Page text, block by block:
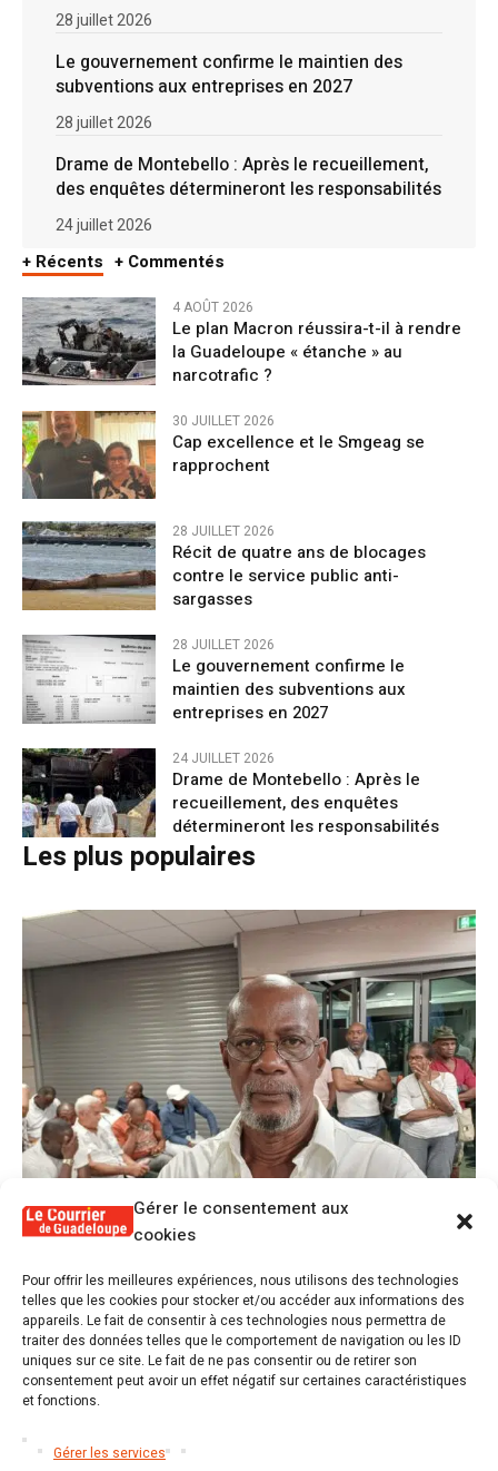
Gérer le consentement aux
cookies
Pour offrir les meilleures expériences, nous utilisons des technologies
telles que les cookies pour stocker et/ou accéder aux informations des
appareils. Le fait de consentir à ces technologies nous permettra de
traiter des données telles que le comportement de navigation ou les ID
uniques sur ce site. Le fait de ne pas consentir ou de retirer son
consentement peut avoir un effet négatif sur certaines caractéristiques
et fonctions.
Gérer les services
28 juillet 2026
Le gouvernement confirme le maintien des
subventions aux entreprises en 2027
28 juillet 2026
Drame de Montebello : Après le recueillement,
des enquêtes détermineront les responsabilités
24 juillet 2026
+ Récents + Commentés
4 AOÛT 2026
Le plan Macron réussira-t-il à rendre
la Guadeloupe « étanche » au
narcotrafic ?
30 JUILLET 2026
Cap excellence et le Smgeag se
rapprochent
28 JUILLET 2026
Récit de quatre ans de blocages
contre le service public anti-
sargasses
28 JUILLET 2026
Le gouvernement confirme le
maintien des subventions aux
entreprises en 2027
24 JUILLET 2026
Drame de Montebello : Après le
recueillement, des enquêtes
détermineront les responsabilités
Les plus populaires
1 Alex Lollia : « Cédric Cornet développait
une forme de populisme qui aurait pu se
transformer en macoutisme »
2